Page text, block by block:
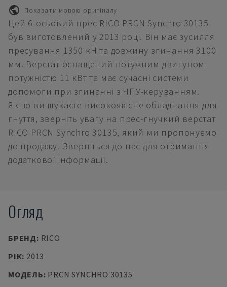
Показати мовою оригіналу
Цей 6-осьовий прес RICO PRCN Synchro 30135
був виготовлений у 2013 році. Він має зусилля
пресування 1350 кН та довжину згинання 3100
мм. Верстат оснащений потужним двигуном
потужністю 11 кВт та має сучасні системи
допомоги при згинанні з ЧПУ-керуванням.
Якщо ви шукаєте високоякісне обладнання для
гнуття, зверніть увагу на прес-гнучкий верстат
RICO PRCN Synchro 30135, який ми пропонуємо
до продажу. Зверніться до нас для отримання
додаткової інформації.
Огляд
БРЕНД: RICO
РІК: 2013
МОДЕЛЬ: PRCN SYNCHRO 30135